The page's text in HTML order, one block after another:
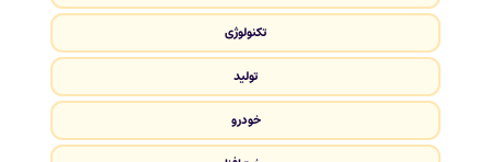
تکنولوژی
تولید
خودرو